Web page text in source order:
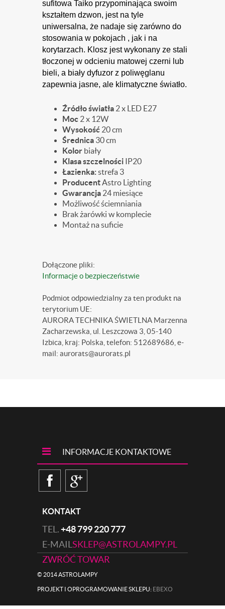
sufitowa Taiko przypominająca swoim
kształtem dzwon, jest na tyle
uniwersalna, że nadaje się zarówno do
stosowania w pokojach , jak i na
korytarzach. Klosz jest wykonany ze stali
tłoczonej w odcieniu matowej czerni lub
bieli, a biały dyfuzor z poliwęglanu
zapewnia jasne, ale klimatyczne światło.
Źródło światła 2 x LED E27
Moc 2 x 12W
Wysokość 20 cm
Średnica 30 cm
Kolor biały
Klasa szczelności IP20
Łazienka:strefa 3
ProducentAstro Lighting
Gwarancja 24 miesiące
Możliwość ściemniania
Brak żarówki w komplecie
Montaż na suficie
Dołączone pliki:
Informacje o bezpieczeństwie
Podmiot odpowiedzialny za ten produkt na
terytorium UE:
AURORA TECHNIKA ŚWIETLNA Marzenna
Zacharzewska, ul. Leszczowa 3, 05-140
Izbica, kraj: Polska, telefon: 512689686, e-
mail: aurorats@aurorats.pl
INFORMACJE KONTAKTOWE
KONTAKT
TEL.+48 799 220 777
E-MAIL SKLEP@ASTROLAMPY.PL
ZWRÓĆ TOWAR
© 2014 ASTROLAMPY
|
PROJEKT I OPROGRAMOWANIE SKLEPU: EBEXO